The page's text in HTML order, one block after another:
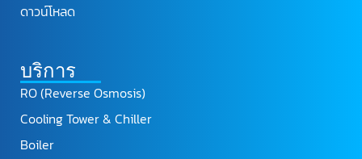
ดาวน์โหลด
บริการ
RO (Reverse Osmosis)
Cooling Tower & Chiller
Boiler